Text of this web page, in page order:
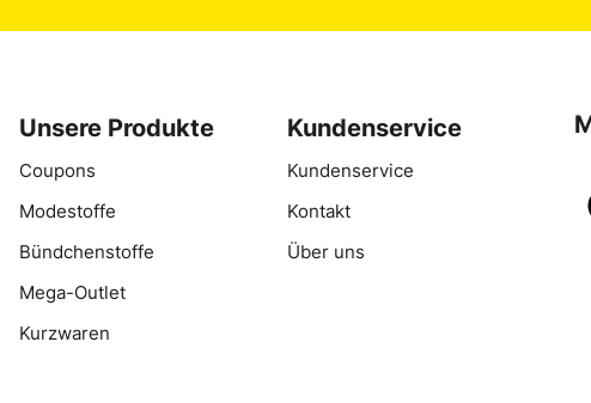
Unsere Produkte
Coupons
Modestoffe
Bündchenstoffe
Mega-Outlet
Kurzwaren
Kundenservice
Kundenservice
Kontakt
Über uns